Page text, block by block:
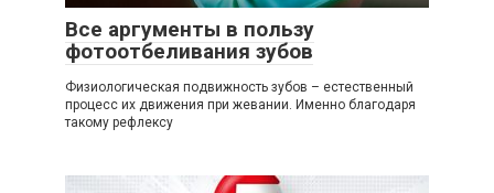
Все аргументы в пользу
фотоотбеливания зубов
Физиологическая подвижность зубов – естественный
процесс их движения при жевании. Именно благодаря
такому рефлексу